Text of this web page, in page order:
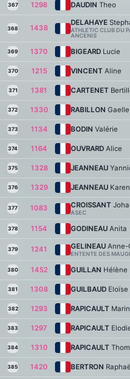
367 1298 DAUDIN Theo
368 1438
DELAHAYE
ATHLETIC CLUB DU
ANCENIS
369 1370 BIGEARD Lucie
370 1215 VINCENT Aline
371 1381 CARTENET
372 1330 RABILLON Gaelle
373 1134 BODIN Valérie
374 1164 OUVRARD Alice
375 1328 JEANNEAU
376 1329 JEANNEAU Karen
377 1083 CROISSANT
ASEC
378 1154 GODINEAU Anita
379 1241 GELINEAU Anne-
ENTENTE DES
380 1452 GUILLAN Hélène
381 1308 GUILBAUD Eloïse
382 1293 RAPICAULT
383 1297 RAPICAULT
384 1310 RAPICAULT
385 1420 BERTRON